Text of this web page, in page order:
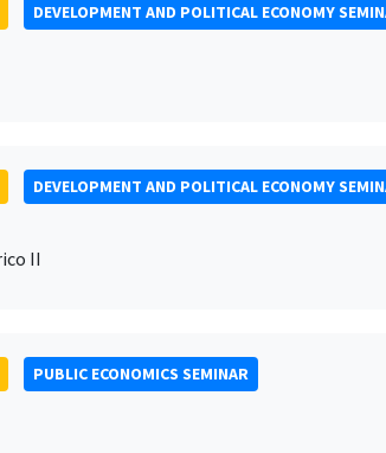
DEVELOPMENT AND POLITICAL ECONOMY
DEVELOPMENT AND POLITICAL ECONOMY
II
PUBLIC ECONOMICS SEMINAR